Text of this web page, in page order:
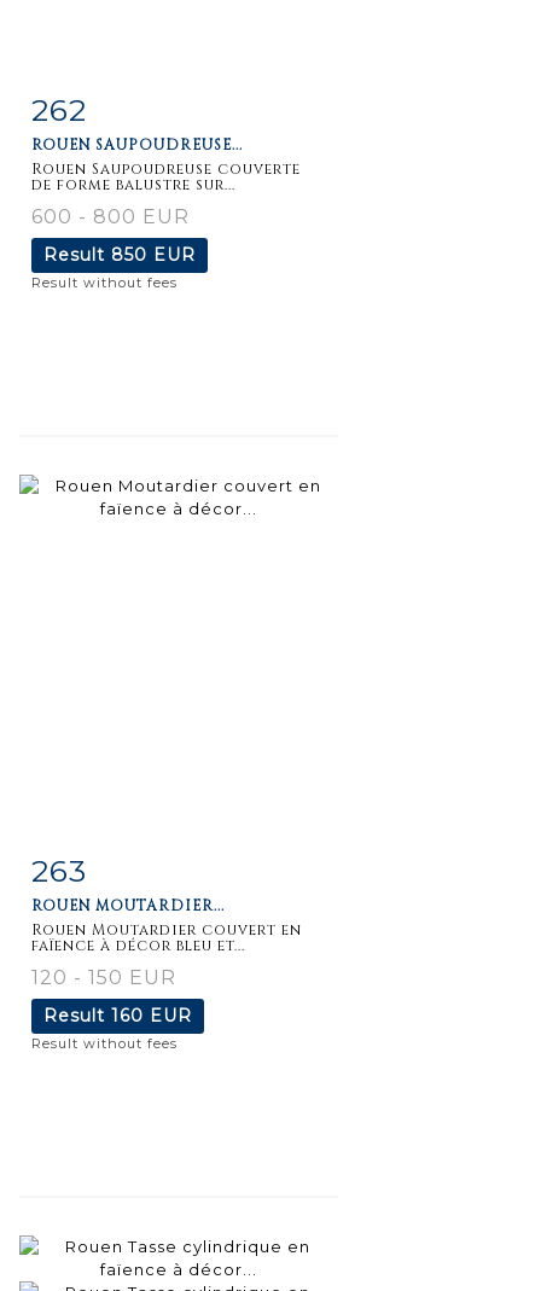
Item detail
262
ROUEN SAUPOUDREUSE...
Rouen Saupoudreuse couverte
de forme balustre sur...
600 - 800 EUR
Result 850 EUR
Result without fees
Item detail
263
ROUEN MOUTARDIER...
Rouen Moutardier couvert en
faïence à décor bleu et...
120 - 150 EUR
Result 160 EUR
Result without fees